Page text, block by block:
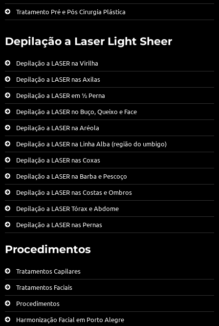
Tratamento Pré e Pós Cirurgia Plástica
Depilação a Laser Light Sheer
Depilação a LASER na Virilha
Depilação a LASER nas Axilas
Depilação a LASER em ½ Perna
Depilação a LASER no Buço, Queixo e Face
Depilação a LASER na Aréola
Depilação a LASER na Linha Alba (região do umbigo)
Depilação a LASER nas Coxas
Depilação a LASER na Barba e Pescoço
Depilação a LASER nas Costas e Ombros
Depilação a LASER Tórax e Abdome
Depilação a LASER nas Pernas
Procedimentos
Tratamentos Capilares
Tratamentos Faciais
Procedimentos
Harmonização Facial em Porto Alegre